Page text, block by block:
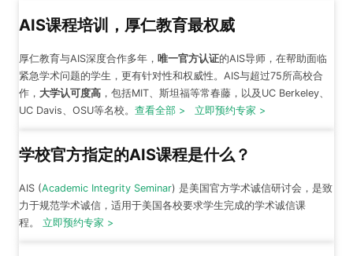
AIS课程培训，厚仁教育最权威
厚仁教育与AIS深度合作多年 ， 唯一官方认证的AIS导师，在帮助面临
紧急学术问题的学生，更有针对性和权威性。AIS与超过75所高校合
作， 大学认可度高 ，包括MIT、斯坦福等常春藤，以及UC Berkeley、
UC Davis、OSU等名校。 查看全部 > 立即预约专家 >
学校官方指定的AIS课程是什么？
AIS (Academic Integrity Seminar) 是美国官方学术诚信研讨会，是致
力于规范学术诚信，适用于美国各校要求学生完成的学术诚信课
程。 立即预约专家 >